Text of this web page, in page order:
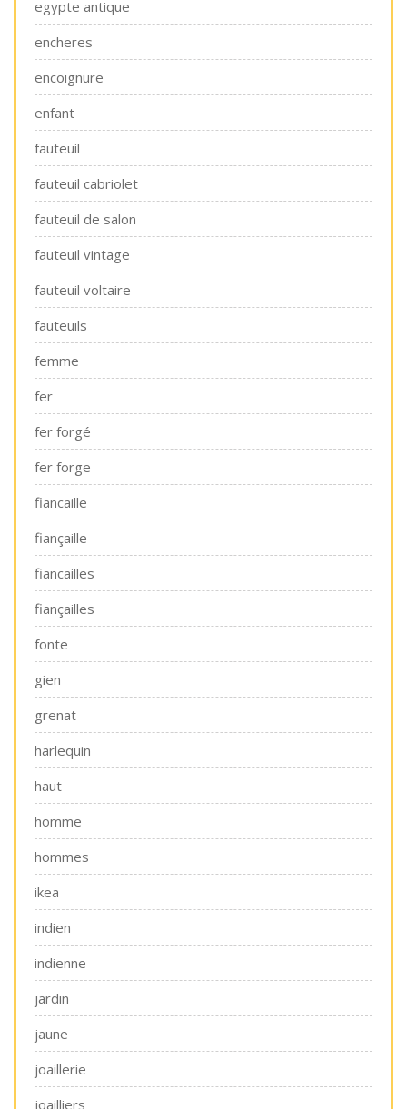
egypte antique
encheres
encoignure
enfant
fauteuil
fauteuil cabriolet
fauteuil de salon
fauteuil vintage
fauteuil voltaire
fauteuils
femme
fer
fer forgé
fer forge
fiancaille
fiançaille
fiancailles
fiançailles
fonte
gien
grenat
harlequin
haut
homme
hommes
ikea
indien
indienne
jardin
jaune
joaillerie
joailliers